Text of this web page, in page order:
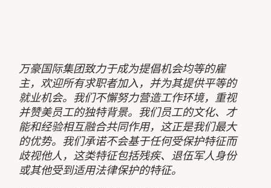
万豪国际集团致力于成为提倡机会均等的雇
主，欢迎所有求职者加入，并为其提供平等的
就业机会。我们不懈努力营造工作环境，重视
并赞美员工的独特背景。我们员工的文化、才
能和经验相互融合共同作用，这正是我们最大
的优势。我们承诺不会基于任何受保护特征而
歧视他人，这类特征包括残疾、退伍军人身份
或其他受到适用法律保护的特征。